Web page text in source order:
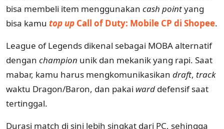
bisa membeli item menggunakan cash pointyang
bisa kamu top up Call of Duty: Mobile CP di Shopee.
League of Legends dikenal sebagai MOBA alternatif
dengan champion unik dan mekanik yang rapi. Saat
mabar, kamu harus mengkomunikasikan draft, track
waktu Dragon/Baron, dan pakai ward defensif saat
tertinggal.
Durasi match di sini lebih singkat dari PC, sehingga